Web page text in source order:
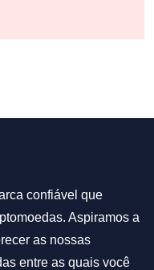
confiável que
Aspiramos a
as nossas
entre as quais você